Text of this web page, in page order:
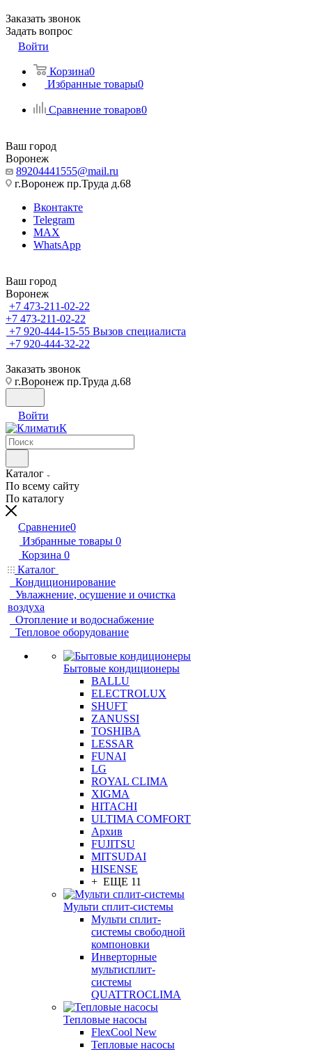
Заказать звонок
Задать вопрос
Войти
Корзина0
Избранные товары0
Сравнение товаров0
Ваш город
Воронеж
89204441555@mail.ru
г.Воронеж пр.Труда д.68
Вконтакте
Telegram
MAX
WhatsApp
Ваш город
Воронеж
+7 473-211-02-22
+7 473-211-02-22
+7 920-444-15-55 Вызов специалиста
+7 920-444-32-22
Заказать звонок
г.Воронеж пр.Труда д.68
Войти
Каталог
По всему сайту
По каталогу
Сравнение0
Избранные товары 0
Корзина 0
Каталог
Кондиционирование
Увлажнение, осушение и очистка
воздуха
Отопление и водоснабжение
Тепловое оборудование
Бытовые кондиционеры
BALLU
ELECTROLUX
SHUFT
ZANUSSI
TOSHIBA
LESSAR
FUNAI
LG
ROYAL CLIMA
XIGMA
HITACHI
ULTIMA COMFORT
Архив
FUJITSU
MITSUDAI
HISENSE
+ ЕЩЕ 11
Мульти сплит-системы
Мульти сплит-
системы свободной
компоновки
Инверторные
мультисплит-
системы
QUATTROCLIMA
Тепловые насосы
FlexCool New
Тепловые насосы